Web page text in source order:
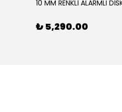
₺ 5,290.00